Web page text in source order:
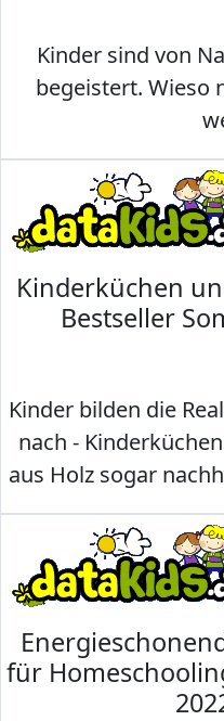
Kinder sind von
begeistert. Wieso
Kinderküchen
Bestseller
Kinder bilden die
nach -
aus Holz sogar
für